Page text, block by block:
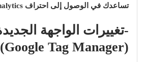
تساعدك في الوصول إلى احتراف Google Analytics
-تغييرات الواجهة
(Google Tag Manager) لعام 2016: